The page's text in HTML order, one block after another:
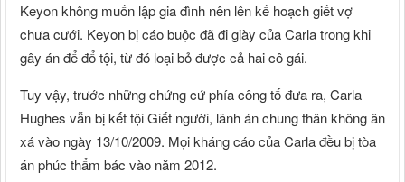
Keyon không muốn lập gia đình nên lên kế hoạch giết vợ
chưa cưới. Keyon bị cáo buộc đã đi giày của Carla trong khi
gây án để đổ tội, từ đó loại bỏ được cả hai cô gái.
Tuy vậy, trước những chứng cứ phía công tố đưa ra, Carla
Hughes vẫn bị kết tội Giết người, lãnh án chung thân không ân
xá vào ngày 13/10/2009. Mọi kháng cáo của Carla đều bị tòa
án phúc thẩm bác vào năm 2012.